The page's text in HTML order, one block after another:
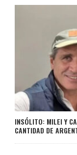
INSÓLITO: MILEI Y
CANTIDAD DE